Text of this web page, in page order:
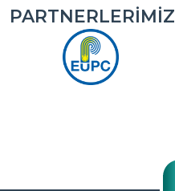
PARTNERLERIMIZ